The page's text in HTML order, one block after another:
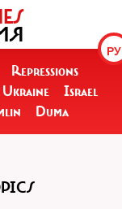
РУ
Repressions
Ukraine
Israel
Duma